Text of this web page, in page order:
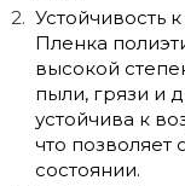
Устойчивость
Пленка
высокой
пыли, грязи и
устойчива к
что позволяет
состоянии.